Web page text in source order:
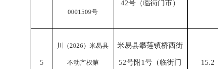
0001509号
42号（临街门市）
5
川（2026）米易县
不动产权第
米易县攀莲镇桥西街
52号附1号（临街门 15.2